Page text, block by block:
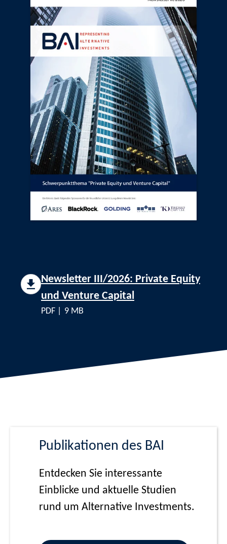
Newsletter III/2026: Private Equity
und Venture Capital
PDF | 9 MB
Publikationen des BAI
Entdecken Sie interessante
Einblicke und aktuelle Studien
rund um Alternative Investments.